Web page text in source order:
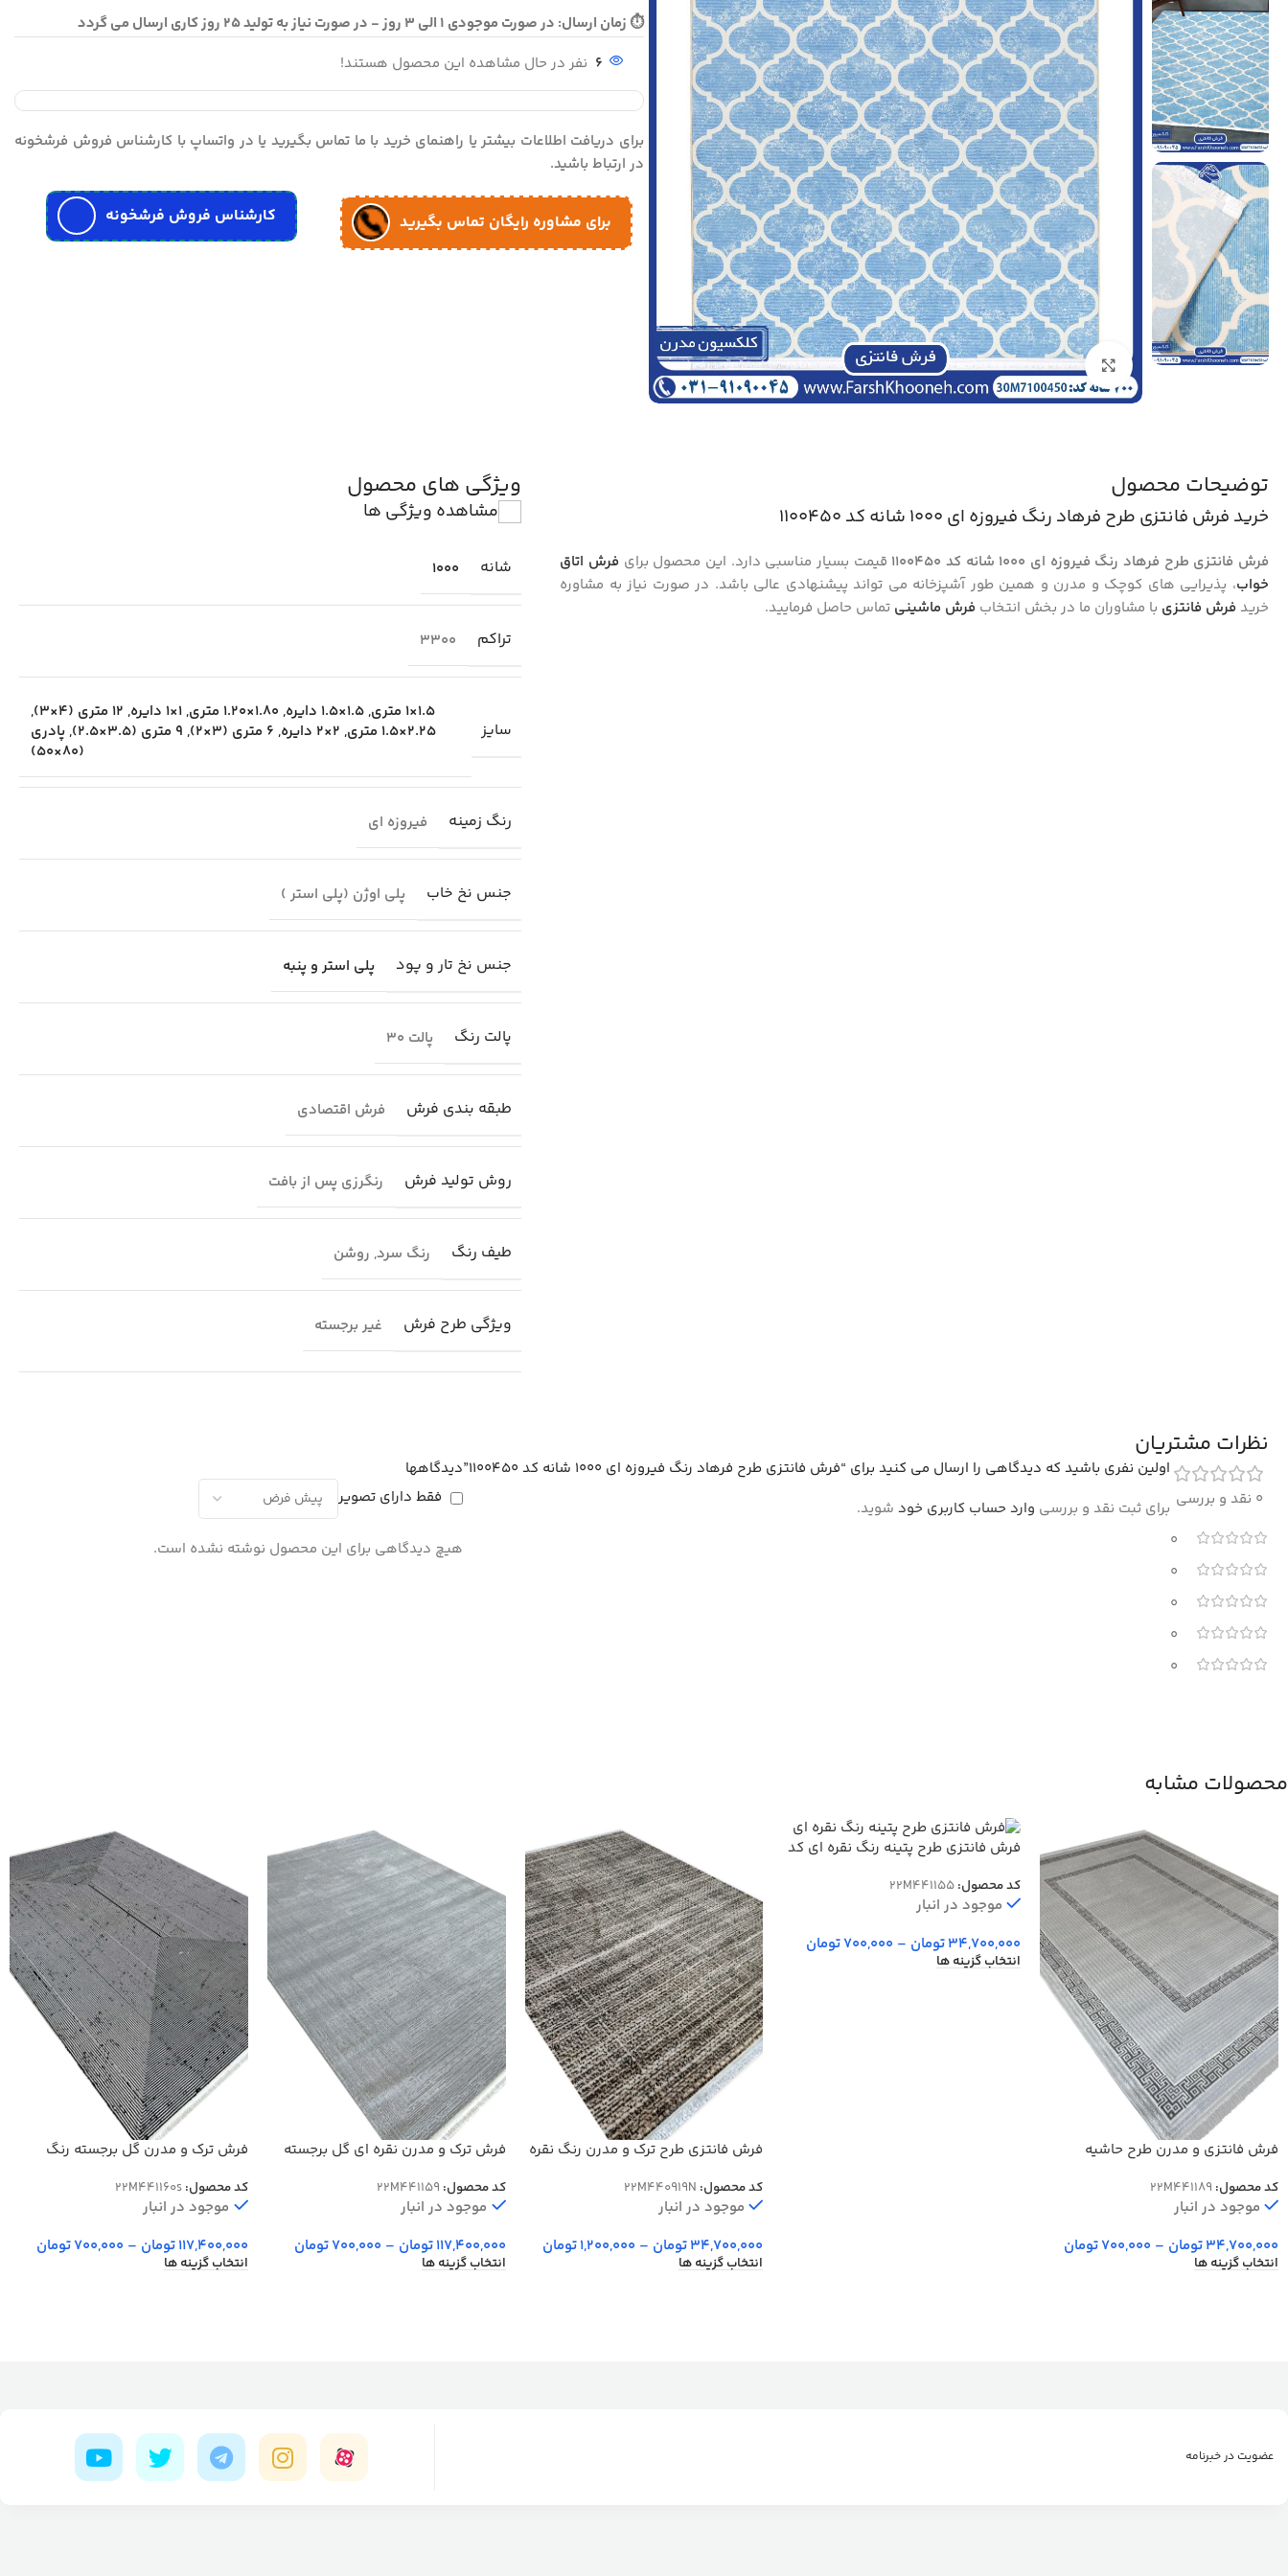
بزرگنمایی تصویر
⏱ زمان ارسال: در صورت موجودی 1 الی 3 روز - در صورت نیاز به تولید 25 روز کاری ارسال می گردد
6 نفر در حال مشاهده این محصول هستند!
برای دریافت اطلاعات بیشتر یا راهنمای خرید با ما تماس بگیرید یا در واتساپ با کارشناس فروش فرشخونه
در ارتباط باشید.
برای مشاوره رایگان تماس بگیرید کارشناس فروش فرشخونه
توضیحات محصول
خرید فرش فانتزی طرح فرهاد رنگ فیروزه ای 1000 شانه کد 1100450
فرش فانتزی طرح فرهاد رنگ فیروزه ای 1000 شانه کد 1100450 قیمت بسیار مناسبی دارد. این محصول برای فرش اتاق
خواب، پذیرایی های کوچک و مدرن و همین طور آشپزخانه می تواند پیشنهادی عالی باشد. در صورت نیاز به مشاوره
خرید فرش فانتزی با مشاوران ما در بخش انتخاب فرش ماشینی تماس حاصل فرمایید.
ویژگی های محصول
مشاهده ویژگی ها
شانه 1000
تراکم 3300
سایز
1.5×1 متری ,1.5×1.5 دایره , 1.80×1.20 متری ,1×1 دایره , 12 متری (4×3)
,
2.25×1.5 متری
, 2×2 دایره , 6 متری (3×2) , 9 متری (3.5×2.5) ,پادری
(80×50)
رنگ زمینه فیروزه ای
جنس نخ خاب پلی اوژن (پلی استر )
جنس نخ تار و پود پلی استر و پنبه
پالت رنگ پالت 30
طبقه بندی فرش فرش اقتصادی
روش تولید فرش رنگرزی پس از بافت
طیف رنگ رنگ سرد, روشن
ویژگی طرح فرش غیر برجسته
نظرات مشتریان
0 نقد و بررسی
0
0
0
0
0
دیدگاهها
فقط دارای تصویر
هیچ دیدگاهی برای این محصول نوشته نشده است.
اولین نفری باشید که دیدگاهی را ارسال می کنید برای “فرش فانتزی طرح فرهاد رنگ فیروزه ای 1000 شانه کد 1100450”
برای ثبت نقد و بررسی وارد حساب کاربری خود شوید.
محصولات مشابه
فرش فانتزی و مدرن طرح حاشیه
کد محصول: 22M441189
موجود در انبار
34,700,000تومان –
700,000تومان
انتخاب گزینه ها
فرش فانتزی طرح پتینه رنگ نقره ای کد
کد محصول:22M441155
موجود در انبار
34,700,000تومان –
700,000تومان
انتخاب گزینه ها
فرش فانتزی طرح ترک و مدرن رنگ نقره
کد محصول: 22M440919N
موجود در انبار
34,700,000تومان –
1,200,000تومان
انتخاب گزینه ها
فرش ترک و مدرن نقره ای گل برجسته
کد محصول: 22M441159
موجود در انبار
117,400,000تومان –
700,000تومان
انتخاب گزینه ها
فرش ترک و مدرن گل برجسته رنگ
کد محصول:22M441160s
موجود در انبار
117,400,000تومان –
700,000تومان
انتخاب گزینه ها
عضویت در خبرنامه